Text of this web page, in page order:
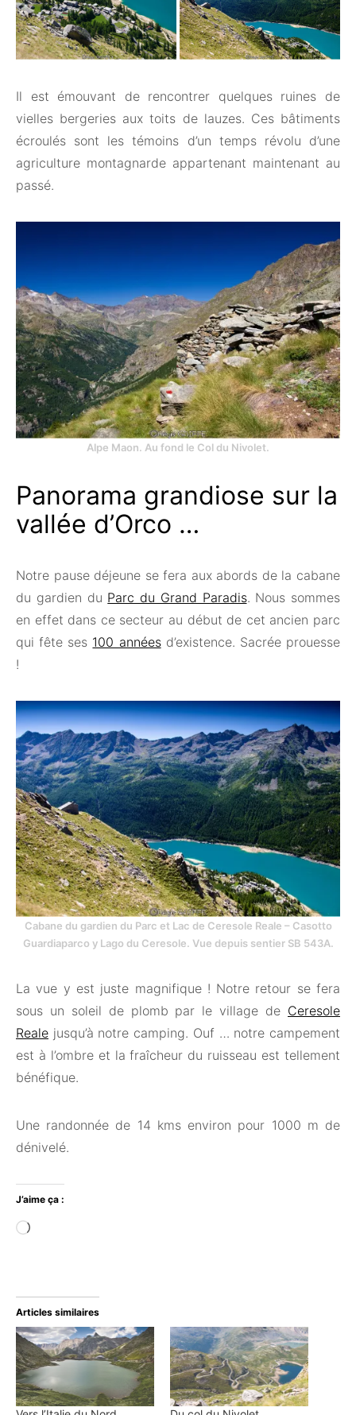
Il est émouvant de rencontrer quelques ruines de
vielles bergeries aux toits de lauzes. Ces bâtiments
écroulés sont les témoins d’un temps révolu d’une
agriculture montagnarde appartenant maintenant au
passé.
Alpe Maon. Au fond le Col du Nivolet.
Panorama grandiose sur la
vallée d’Orco …
Notre pause déjeune se fera aux abords de la cabane
du gardien du Parc du Grand Paradis. Nous sommes
en effet dans ce secteur au début de cet ancien parc
qui fête ses 100 annéesd’existence. Sacrée prouesse
!
Cabane du gardien du Parc et Lac de Ceresole Reale – Casotto
Guardiaparco y Lago du Ceresole. Vue depuis sentier SB 543A.
La vue y est juste magnifique ! Notre retour se fera
sous un soleil de plomb par le village de Ceresole
Reale jusqu’à notre camping. Ouf … notre campement
est à l’ombre et la fraîcheur du ruisseau est tellement
bénéfique.
Une randonnée de 14 kms environ pour 1000 m de
dénivelé.
J’aime ça :
Chargement…
Articles similaires